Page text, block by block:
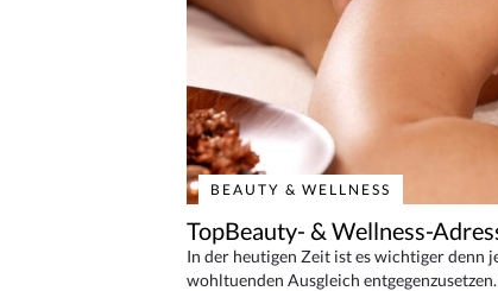
BEAUTY & WELLNESS
TopBeauty- & Wellness-
In der heutigen Zeit ist es wichtiger denn
wohltuenden Ausgleich